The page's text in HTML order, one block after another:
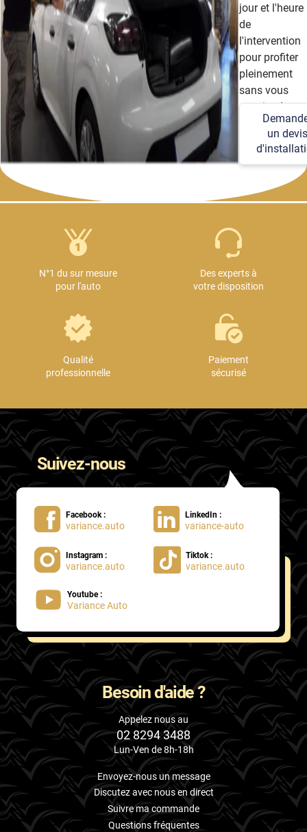
jour et l'heure
de
l'intervention
pour profiter
pleinement
sans vous
soucier des
détails
techniques et
logistiques.
un devis
N°1 du sur mesure
pour l'auto
Des experts à
votre disposition
Qualité
professionnelle
Paiement
sécurisé
Suivez-nous
Facebook :
variance.auto
LinkedIn :
variance-auto
Instagram :
variance.auto
Tiktok :
variance.auto
Youtube :
Variance Auto
Besoin d'aide ?
Appelez nous au
02 8294 3488
Lun-Ven de 8h-18h
Envoyez-nous un message
Discutez avec nous en direct
Suivre ma commande
Questions fréquentes